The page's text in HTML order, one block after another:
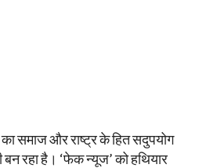
का समाज और राष्ट्र के हित सदुपयोग
बन रहा है। ‘फेक न्यूज’ को हथियार